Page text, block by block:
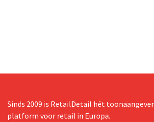
Sinds 2009 is RetailDetail hét
platform voor retail in Europa.